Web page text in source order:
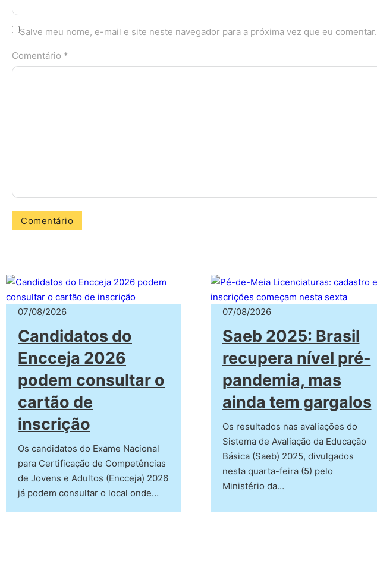
Salve meu nome, e-mail e site neste navegador para a próxima vez que eu comentar.
Comentário *
07/08/2026
Candidatos do
Encceja 2026
podem consultar o
cartão de
inscrição
Os candidatos do Exame Nacional
para Certificação de Competências
de Jovens e Adultos (Encceja) 2026
já podem consultar o local onde…
07/08/2026
Saeb 2025: Brasil
recupera nível pré-
pandemia, mas
ainda tem gargalos
Os resultados nas avaliações do
Sistema de Avaliação da Educação
Básica (Saeb) 2025, divulgados
nesta quarta-feira (5) pelo
Ministério da…